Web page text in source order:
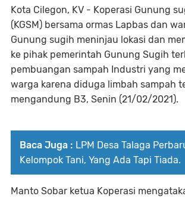
Kota Cilegon, KV - Koperasi Gunung
(KGSM) bersama ormas Lapbas dan
Gunung sugih meninjau lokasi dan
ke pihak pemerintah Gunung Sugih
pembuangan sampah Industri yang
warga karena diduga limbah sampah
mengandung B3, Senin (21/02/2021).
Baca Juga : LPM Desa Talaga
Kelompok Tani, Yang Ada Tapi Tiada.
Manto Sobar ketua Koperasi